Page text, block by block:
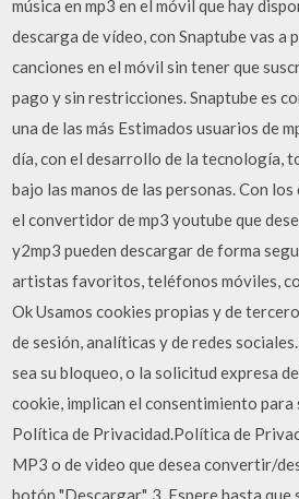
música en mp3 en el móvil que hay
descarga de vídeo, con Snaptube vas a
canciones en el móvil sin tener que
pago y sin restricciones. Snaptube es
una de las más Estimados usuarios de
día, con el desarrollo de la tecnología,
bajo las manos de las personas. Con
el convertidor de mp3 youtube que
y2mp3 pueden descargar de forma
artistas favoritos, teléfonos móviles,
Ok Usamos cookies propias y de
de sesión, analíticas y de redes
sea su bloqueo, o la solicitud expresa
cookie, implican el consentimiento para
Política de Privacidad.Política de
MP3 o de video que desea convertir/
botón "Descargar". 3. Espere hasta que